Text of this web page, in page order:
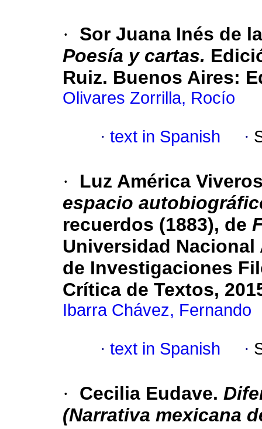
·
Sor Juana Inés de
Poesía y cartas.
Ruiz. Buenos Aires:
Olivares Zorrilla, Rocío
· text in Spanish ·
·
Luz América
espacio
recuerdos (1883), de
Universidad
de Investigaciones
Crítica de Textos,
Ibarra Chávez, Fernando
· text in Spanish ·
· Cecilia Eudave.
(Narrativa mexicana